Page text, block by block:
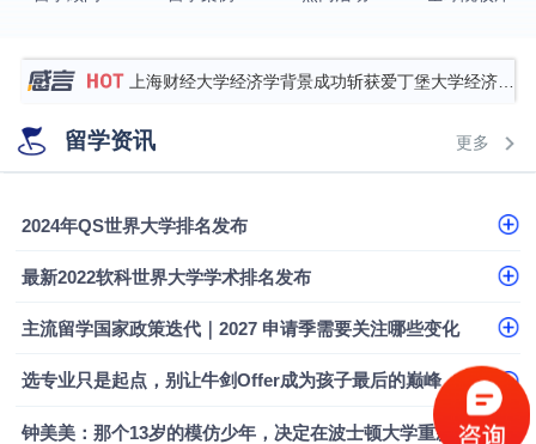
Offer
上海财经大学经济学背景成功斩获爱丁堡大学经济学
融会计硕士实录
​恭喜Z同学荣获剑桥大学录取
留学资讯 更多
2024年QS世界大学排名发布
最新2022软科世界大学学术排名发布
主流留学国家政策迭代｜2027 申请季需要关注哪些变化
选专业只是起点，别让牛剑Offer成为孩子最后的巅峰
钟美美：那个13岁的模仿少年，决定在波士顿大学重新定义自己